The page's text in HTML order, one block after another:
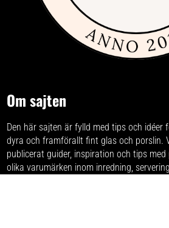
Om sajten
Den här sajten är fylld med tips och idéer
dyra och framförallt fint glas och porslin.
publicerat guider, inspiration och tips
olika varumärken inom inredning,